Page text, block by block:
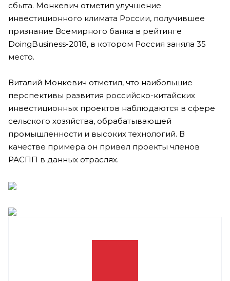
сбыта. Монкевич отметил улучшение
инвестиционного климата России, получившее
признание Всемирного банка в рейтинге
DoingBusiness-2018, в котором Россия заняла 35
место.
Виталий Монкевич отметил, что наибольшие
перспективы развития российско-китайских
инвестиционных проектов наблюдаются в сфере
сельского хозяйства, обрабатывающей
промышленности и высоких технологий. В
качестве примера он привел проекты членов
РАСПП в данных отраслях.